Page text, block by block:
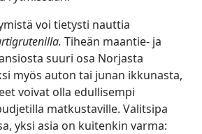
voi tietysti nauttia
Tiheän maantie- ja
suuri osa Norjasta
myös auton tai junan ikkunasta,
voivat olla edullisempi
matkustaville. Valitsipa
yksi asia on kuitenkin varma: